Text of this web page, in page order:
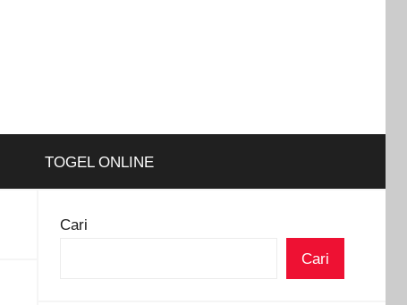
TOGEL ONLINE
Cari
Cari